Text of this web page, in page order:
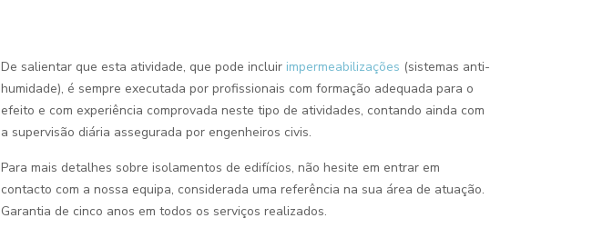
De salientar que esta atividade, que pode incluir impermeabilizações (sistemas anti-
humidade), é sempre executada por profissionais com formação adequada para o
efeito e com experiência comprovada neste tipo de atividades, contando ainda com
a supervisão diária assegurada por engenheiros civis.
Para mais detalhes sobre isolamentos de edifícios, não hesite em entrar em
contacto com a nossa equipa, considerada uma referência na sua área de atuação.
Garantia de cinco anos em todos os serviços realizados.